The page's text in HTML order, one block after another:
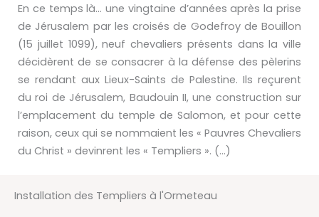
En ce temps là… une vingtaine d’années après la prise
de Jérusalem par les croisés de Godefroy de Bouillon
(15 juillet 1099), neuf chevaliers présents dans la ville
décidèrent de se consacrer à la défense des pèlerins
se rendant aux Lieux-Saints de Palestine. Ils reçurent
du roi de Jérusalem, Baudouin II, une construction sur
l’emplacement du temple de Salomon, et pour cette
raison, ceux qui se nommaient les « Pauvres Chevaliers
du Christ » devinrent les « Templiers ». (…)
Installation des Templiers à l'Ormeteau